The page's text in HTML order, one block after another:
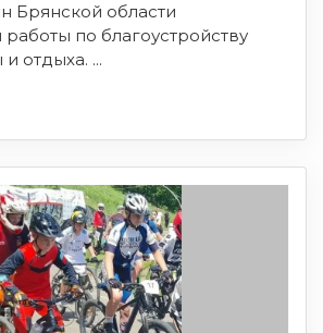
Брянской области
по благоустройству
отдыха. ...